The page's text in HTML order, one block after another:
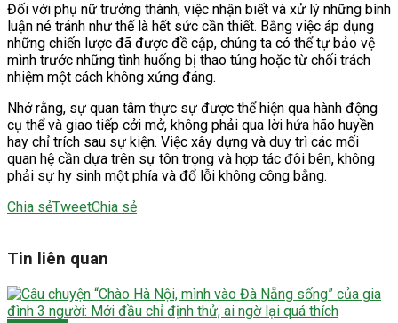
Đối với phụ nữ trưởng thành, việc nhận biết và xử lý những bình
luận né tránh như thế là hết sức cần thiết. Bằng việc áp dụng
những chiến lược đã được đề cập, chúng ta có thể tự bảo vệ
mình trước những tình huống bị thao túng hoặc từ chối trách
nhiệm một cách không xứng đáng.
Nhớ rằng, sự quan tâm thực sự được thể hiện qua hành động
cụ thể và giao tiếp cởi mở, không phải qua lời hứa hão huyền
hay chỉ trích sau sự kiện. Việc xây dựng và duy trì các mối
quan hệ cần dựa trên sự tôn trọng và hợp tác đôi bên, không
phải sự hy sinh một phía và đổ lỗi không công bằng.
Chia sẻTweetChia sẻ
Tin liên quan